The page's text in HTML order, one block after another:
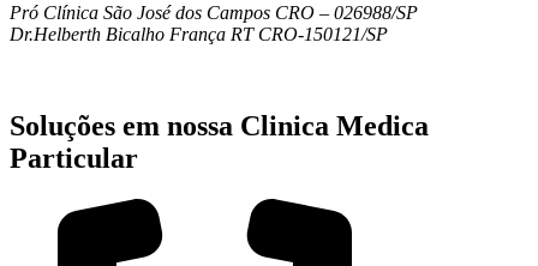
Pró Clínica São José dos Campos CRO – 026988/SP
Dr.Helberth Bicalho França RT CRO-150121/SP
Soluções em nossa Clinica Medica
Particular